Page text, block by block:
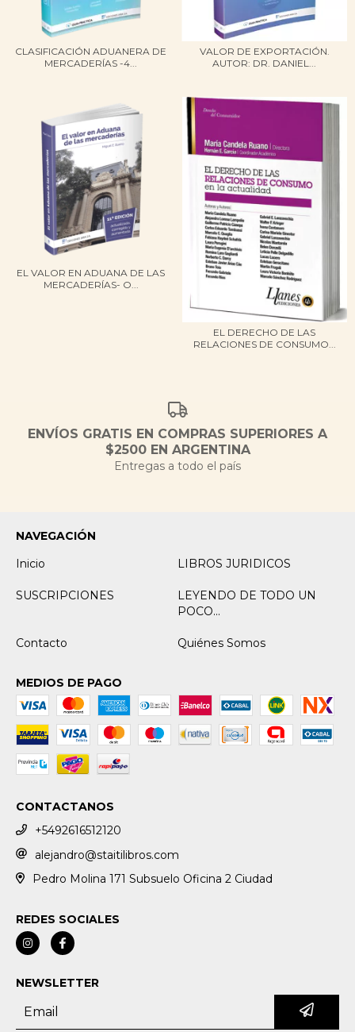
CLASIFICACIÓN ADUANERA DE
MERCADERÍAS -4...
VALOR DE EXPORTACIÓN.
AUTOR: DR. DANIEL...
EL VALOR EN ADUANA DE LAS
MERCADERÍAS- O...
EL DERECHO DE LAS
RELACIONES DE CONSUMO...
ENVÍOS GRATIS EN COMPRAS SUPERIORES A
$2500 EN ARGENTINA
Entregas a todo el país
NAVEGACIÓN
Inicio
LIBROS JURIDICOS
SUSCRIPCIONES
LEYENDO DE TODO UN
POCO...
Contacto Quiénes Somos
MEDIOS DE PAGO
CONTACTANOS
+5492616512120
alejandro@staitilibros.com
Pedro Molina 171 Subsuelo Oficina 2 Ciudad
REDES SOCIALES
NEWSLETTER